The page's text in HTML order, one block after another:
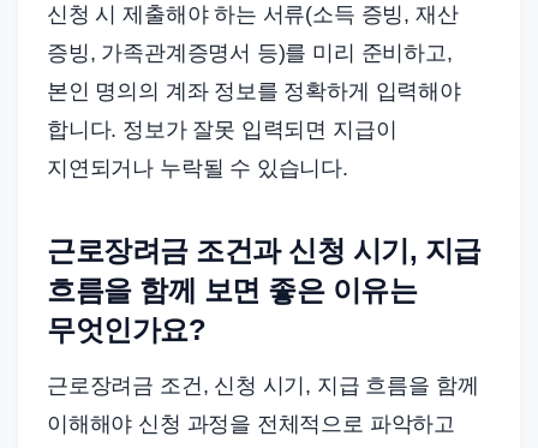
신청 시 제출해야 하는 서류(소득 증빙, 재산
증빙, 가족관계증명서 등)를 미리 준비하고,
본인 명의의 계좌 정보를 정확하게 입력해야
합니다. 정보가 잘못 입력되면 지급이
지연되거나 누락될 수 있습니다.
근로장려금 조건과 신청 시기, 지급
흐름을 함께 보면 좋은 이유는
무엇인가요?
근로장려금 조건, 신청 시기, 지급 흐름을 함께
이해해야 신청 과정을 전체적으로 파악하고